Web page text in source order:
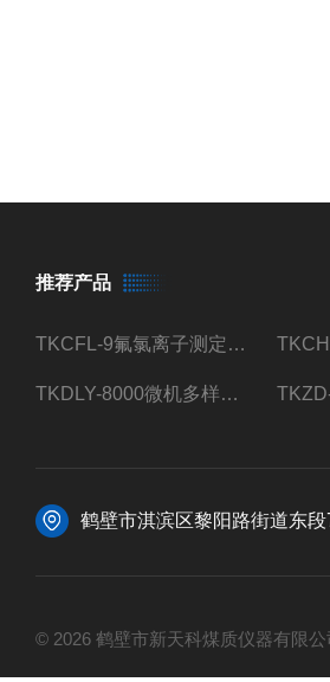
推荐产品
TKCFL-9氟氯离子测定仪自动煤质检测
TKDLY-8000微机多样测硫仪自动定硫仪化验室硫含量测定
鹤壁市淇滨区黎阳路街道东
© 2026 鹤壁市新天科煤质仪器有限